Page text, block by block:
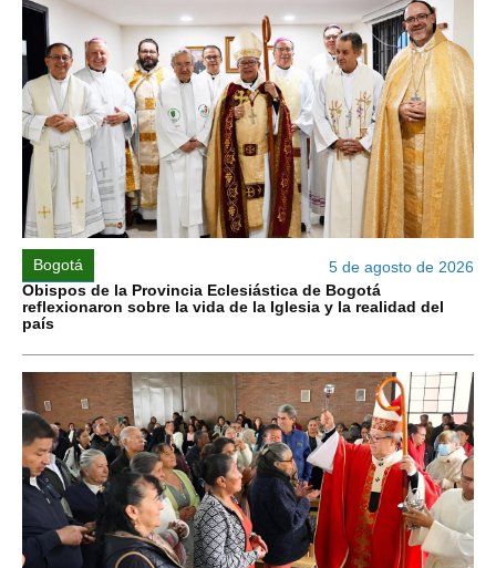
Bogotá
5 de agosto de 2026
Obispos de la Provincia Eclesiástica de Bogotá
reflexionaron sobre la vida de la Iglesia y la realidad del
país